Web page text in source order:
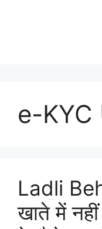
e-KYC
Ladli
खाते में